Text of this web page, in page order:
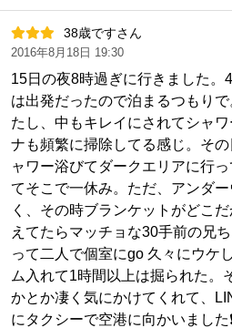
38歳ですさん
2016年8月18日 19:30
15日の夜8時過ぎに行きました。
は出発だったので泊まるつもり
たし、中もキレイにされてシャ
ナも頻繁に掃除してる感じ。そ
ャワー浴びてダークエリアに行
てそこで一休み。ただ、アンダ
く、その時ブランケットがどこ
えてたらマッチョな30手前の兄
って二人で個室にgo 久々にウケ
ム入れて1時間以上は掘られた。
かとか凄く気にかけてくれて、
にタクシーで空港に向かいました